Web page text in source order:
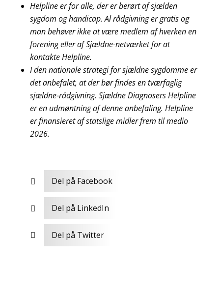
Helpline er for alle, der er berørt af sjælden
sygdom og handicap. Al rådgivning er gratis og
man behøver ikke at være medlem af hverken en
forening eller af Sjældne-netværket for at
kontakte Helpline.
I den nationale strategi for sjældne sygdomme er
det anbefalet, at der bør findes en tværfaglig
sjældne-rådgivning. Sjældne Diagnosers Helpline
er en udmøntning af denne anbefaling. Helpline
er finansieret af statslige midler frem til medio
2026.
 Del på Facebook
 Del på LinkedIn
 Del på Twitter